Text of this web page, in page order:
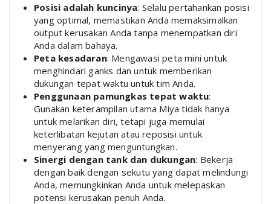
Posisi adalah kuncinya: Selalu pertahankan posisi
yang optimal, memastikan Anda memaksimalkan
output kerusakan Anda tanpa menempatkan diri
Anda dalam bahaya.
Peta kesadaran: Mengawasi peta mini untuk
menghindari ganks dan untuk memberikan
dukungan tepat waktu untuk tim Anda.
Penggunaan pamungkas tepat waktu:
Gunakan keterampilan utama Miya tidak hanya
untuk melarikan diri, tetapi juga memulai
keterlibatan kejutan atau reposisi untuk
menyerang yang menguntungkan.
Sinergi dengan tank dan dukungan: Bekerja
dengan baik dengan sekutu yang dapat melindungi
Anda, memungkinkan Anda untuk melepaskan
potensi kerusakan penuh Anda.